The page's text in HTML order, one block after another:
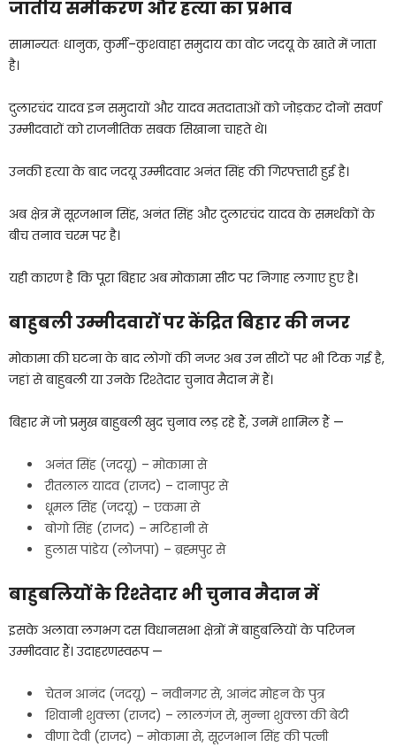
जातीय समीकरण और हत्या का प्रभाव
सामान्यतः धानुक, कुर्मी–कुशवाहा समुदाय का वोट जदयू के खाते में जाता
है।
दुलारचंद यादव इन समुदायों और यादव मतदाताओं को जोड़कर दोनों सवर्ण
उम्मीदवारों को राजनीतिक सबक सिखाना चाहते थे।
उनकी हत्या के बाद जदयू उम्मीदवार अनंत सिंह की गिरफ्तारी हुई है।
अब क्षेत्र में सूरजभान सिंह, अनंत सिंह और दुलारचंद यादव के समर्थकों के
बीच तनाव चरम पर है।
यही कारण है कि पूरा बिहार अब मोकामा सीट पर निगाह लगाए हुए है।
बाहुबली उम्मीदवारों पर केंद्रित बिहार की नजर
मोकामा की घटना के बाद लोगों की नजर अब उन सीटों पर भी टिक गई है,
जहां से बाहुबली या उनके रिश्तेदार चुनाव मैदान में हैं।
बिहार में जो प्रमुख बाहुबली खुद चुनाव लड़ रहे हैं, उनमें शामिल हैं —
अनंत सिंह (जदयू) – मोकामा से
रीतलाल यादव (राजद) – दानापुर से
धूमल सिंह (जदयू) – एकमा से
बोगो सिंह (राजद) – मटिहानी से
हुलास पांडेय (लोजपा) – ब्रह्मपुर से
बाहुबलियों के रिश्तेदार भी चुनाव मैदान में
इसके अलावा लगभग दस विधानसभा क्षेत्रों में बाहुबलियों के परिजन
उम्मीदवार हैं। उदाहरणस्वरूप —
चेतन आनंद (जदयू) – नवीनगर से, आनंद मोहन के पुत्र
शिवानी शुक्ला (राजद) – लालगंज से, मुन्ना शुक्ला की बेटी
वीणा देवी (राजद) – मोकामा से, सूरजभान सिंह की पत्नी